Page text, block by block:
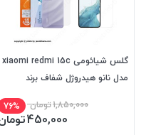
گلس شیائومی xiaomi redmi 15c
مدل نانو هیدروژل شفاف برند
1,850,000تومان 76%
450,000